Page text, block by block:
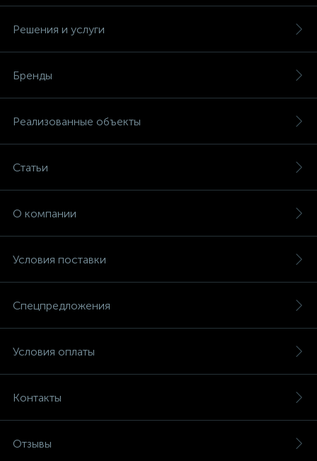
Решения и услуги
Бренды
Реализованные объекты
Статьи
О компании
Условия поставки
Спецпредложения
Условия оплаты
Контакты
Отзывы